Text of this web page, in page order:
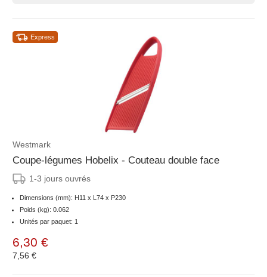
Express
Westmark
Coupe-légumes Hobelix - Couteau double face
1-3 jours ouvrés
Dimensions (mm): H11 x L74 x P230
Poids (kg): 0.062
Unités par paquet: 1
6,30 €
7,56 €